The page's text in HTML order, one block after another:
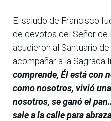
El saludo de Francisco
de devotos del Señor de
acudieron al Santuario
acompañar a la Sagrada
comprende, Él está con
como nosotros, vivió
nosotros, se ganó el
sale a la calle para